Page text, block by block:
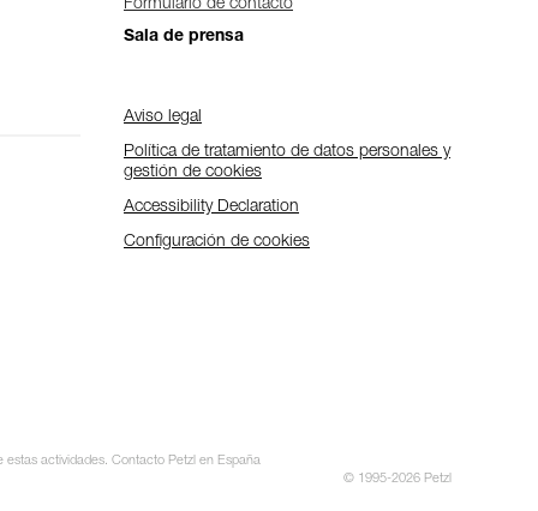
Formulario de contacto
Sala de prensa
Aviso legal
Política de tratamiento de datos personales y
gestión de cookies
Accessibility Declaration
Configuración de cookies
estas actividades. Contacto Petzl en España
© 1995-2026 Petzl